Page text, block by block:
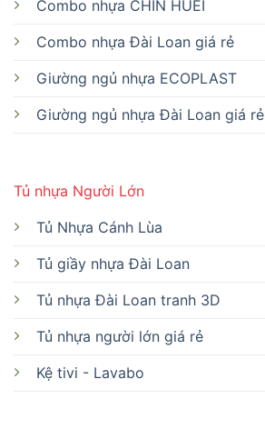
Tủ nhựa Người Lớn
Tủ Nhựa Cánh Lùa
Tủ giầy nhựa Đài Loan
Tủ nhựa Đài Loan tranh 3D
Tủ nhựa người lớn giá rẻ
Kệ tivi - Lavabo
Combo nhựa CHIN HUEI
Combo nhựa Đài Loan giá rẻ
Giường ngủ nhựa ECOPLAST
Giường ngủ nhựa Đài Loan giá rẻ